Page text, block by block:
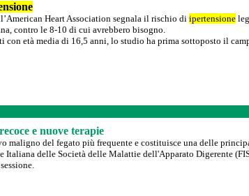
Heart Association segnala il rischio di ipertensione
contro le 8-10 di cui avrebbero bisogno.
con età media di 16,5 anni, lo studio ha prima sottoposto il
e nuove terapie
maligno del fegato più frequente e costituisce una delle
Italiana delle Società delle Malattie dell'Apparato Digerente